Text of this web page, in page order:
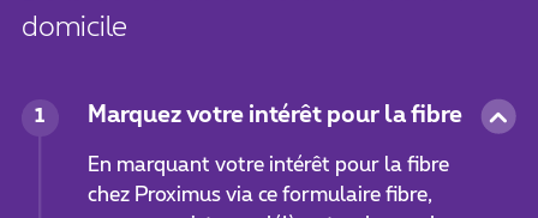
domicile
1 Marquez votre intérêt pour la fibre
En marquant votre intérêt pour la fibre
chez Proximus via ce formulaire fibre,